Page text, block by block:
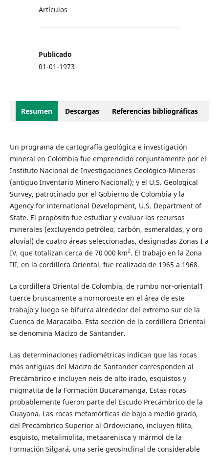
Artículos
Publicado
01-01-1973
Resumen Descargas Referencias bibliográficas
Un programa de cartografía geológica e investigación
mineral en Colombia fue emprendido conjuntamente por el
Instituto Nacional de Investigaciones Geológico-Mineras
(antiguo Inventario Minero Nacional); y el U.S. Geological
Survey, patrocinado por el Gobierno de Colombia y la
Agency for international Development, U.S. Department of
State. El propósito fue estudiar y evaluar los recursos
minerales (excluyendo petróleo, carbón, esmeraldas, y oro
aluvial) de cuatro áreas seleccionadas, designadas Zonas I a
IV, que totalizan cerca de 70 000 km2. El trabajo en la Zona
III, en la cordillera Oriental, fue realizado de 1965 a 1968.
La cordillera Oriental de Colombia, de rumbo nor-oriental1
tuerce bruscamente a nornoroeste en el área de este
trabajo y luego se bifurca alrededor del extremo sur de la
Cuenca de Maracaibo. Esta sección de la cordillera Oriental
se denomina Macizo de Santander.
Las determinaciones radiométricas indican que las rocas
más antiguas del Macizo de Santander corresponden al
Precámbrico e incluyen neis de alto irado, esquistos y
migmatita de la Formación Bucaramanga. Estas rocas
probablemente fueron parte del Escudo Precámbrico de la
Guayana. Las rocas metamórficas de bajo a medio grado,
del Precámbrico Superior al Ordoviciano, incluyen filita,
esquisto, metalimolita, metaarenisca y mármol de la
Formación Silgará, una serie geosinclinal de considerable